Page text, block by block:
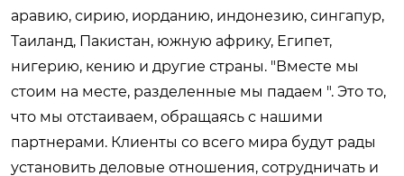
аравию, сирию, иорданию, индонезию, сингапур,
Таиланд, Пакистан, южную африку, Египет,
нигерию, кению и другие страны. "Вместе мы
стоим на месте, разделенные мы падаем ". Это то,
что мы отстаиваем, обращаясь с нашими
партнерами. Клиенты со всего мира будут рады
установить деловые отношения, сотрудничать и